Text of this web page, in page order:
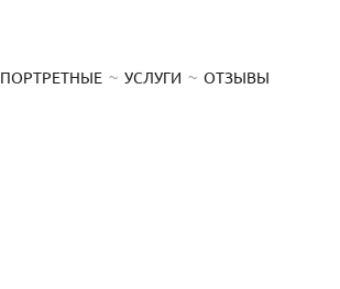
ПОРТРЕТНЫЕ УСЛУГИ ОТЗЫВЫ